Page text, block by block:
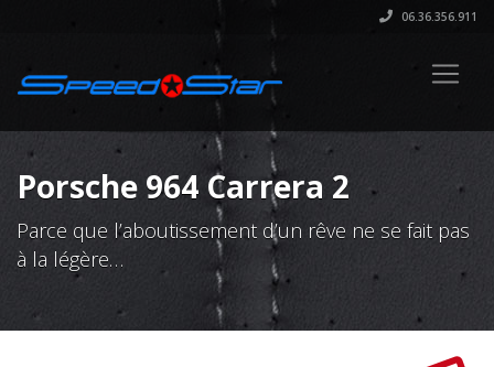
06.36.356.911
Porsche 964 Carrera 2
Parce que l’aboutissement d’un rêve ne se fait pas
à la légère…